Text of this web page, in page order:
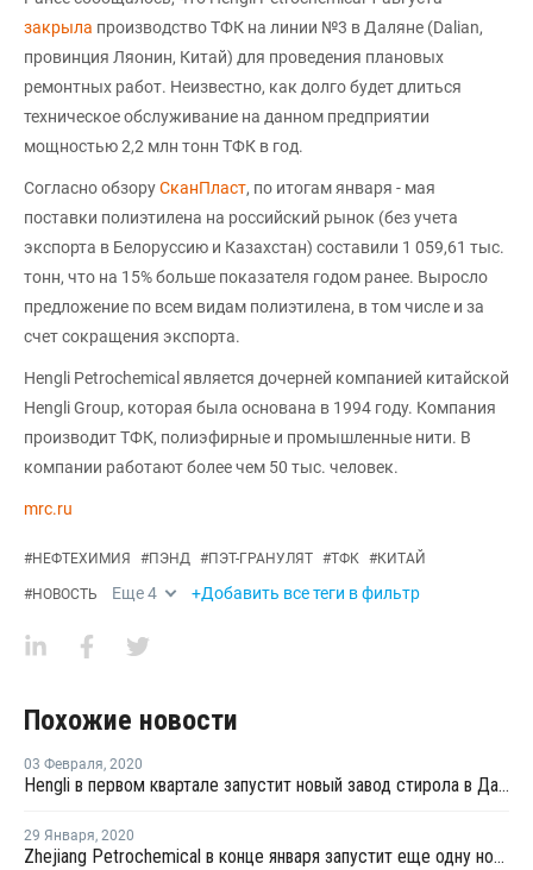
закрыла производство ТФК на линии №3 в Даляне (Dalian,
провинция Ляонин, Китай) для проведения плановых
ремонтных работ. Неизвестно, как долго будет длиться
техническое обслуживание на данном предприятии
мощностью 2,2 млн тонн ТФК в год.
Согласно обзоруСканПласт, по итогам января - мая
поставки полиэтилена на российский рынок (без учета
экспорта в Белоруссию и Казахстан) составили 1 059,61 тыс.
тонн, что на 15% больше показателя годом ранее. Выросло
предложение по всем видам полиэтилена, в том числе и за
счет сокращения экспорта.
Hengli Petrochemical является дочерней компанией китайской
Hengli Group, которая была основана в 1994 году. Компания
производит ТФК, полиэфирные и промышленные нити. В
компании работают более чем 50 тыс. человек.
mrc.ru
#НЕФТЕХИМИЯ #ПЭНД #ПЭТ-ГРАНУЛЯТ #ТФК #КИТАЙ
#НОВОСТЬ Еще4 +Добавить все теги в фильтр
Похожие новости
03 Февраля, 2020
Hengli в первом квартале запустит новый завод стирола в Даляне
29 Января, 2020
Zhejiang Petrochemical в конце января запустит еще одну новую линию параксилола на востоке Китая